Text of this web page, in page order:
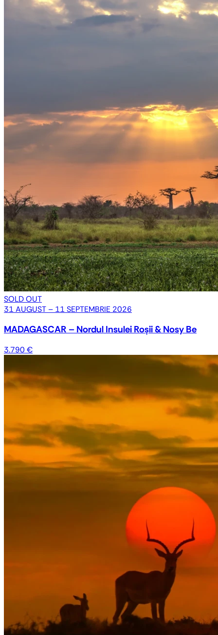
SOLD OUT
31 AUGUST – 11 SEPTEMBRIE 2026
MADAGASCAR – Nordul Insulei Roșii & Nosy Be
3.790 €